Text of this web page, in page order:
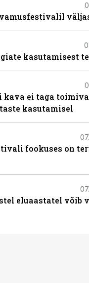
kasutamisest
ei taga
kasutamisel
fookuses on
eluaastatel võib